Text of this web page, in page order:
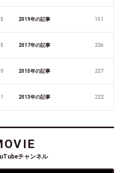
2019年の記事 151
2017年の記事 226
2015年の記事 227
2013年の記事 222
チャンネル